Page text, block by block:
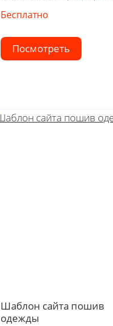
Бесплатно
Посмотреть
Шаблон сайта пошив
одежды